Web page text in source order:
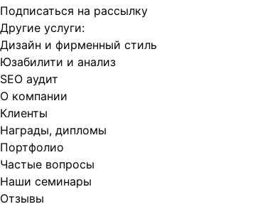
Подписаться на рассылку
Другие услуги:
Дизайн и фирменный стиль
Юзабилити и анализ
SEO аудит
О компании
Клиенты
Награды, дипломы
Портфолио
Частые вопросы
Наши семинары
Отзывы